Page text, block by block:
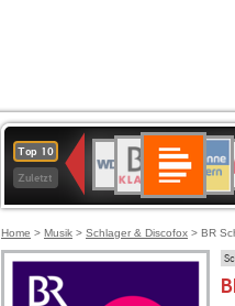
Top 10
Zuletzt
Deutschlandfunk
80er
90er
OLDIE
ANTENNE
SWR3
4
BR-
KLASSIK
Kultur
ANTENNE
BAYERN
SWR
Kultur
NDR
2
Home > Musik > Schlager & Discofox > BR